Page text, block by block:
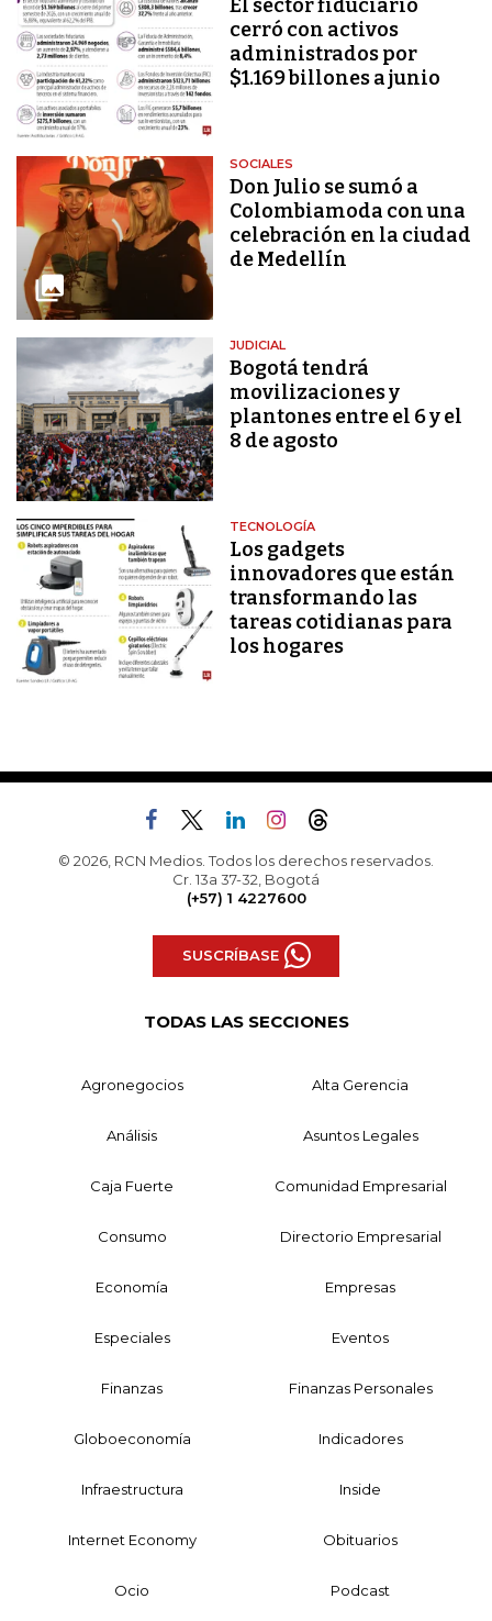
El sector fiduciario
cerró con activos
administrados por
$1.169 billones a junio
SOCIALES
Don Julio se sumó a
Colombiamoda con una
celebración en la ciudad
de Medellín
JUDICIAL
Bogotá tendrá
movilizaciones y
plantones entre el 6 y el
8 de agosto
TECNOLOGÍA
Los gadgets
innovadores que están
transformando las
tareas cotidianas para
los hogares
© 2026, RCN Medios. Todos los derechos reservados.
Cr. 13a 37-32, Bogotá
(+57) 1 4227600
SUSCRÍBASE
TODAS LAS SECCIONES
Agronegocios Alta Gerencia
Análisis Asuntos Legales
Caja Fuerte Comunidad Empresarial
Consumo Directorio Empresarial
Economía Empresas
Especiales Eventos
Finanzas Finanzas Personales
Globoeconomía Indicadores
Infraestructura Inside
Internet Economy Obituarios
Ocio Podcast